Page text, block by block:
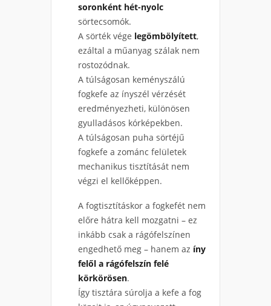
soronként hét-nyolc
sörtecsomók.
A sörték vége legömbölyített,
ezáltal a műanyag szálak nem
rostozódnak.
A túlságosan keményszálú
fogkefe az ínyszél vérzését
eredményezheti, különösen
gyulladásos kórképekben.
A túlságosan puha sörtéjű
fogkefe a zománc felületek
mechanikus tisztítását nem
végzi el kellőképpen.
A fogtisztításkor a fogkefét nem
előre hátra kell mozgatni – ez
inkább csak a rágófelszínen
engedhető meg – hanem az íny
felől a rágófelszín felé
körkörösen.
Így tisztára súrolja a kefe a fog